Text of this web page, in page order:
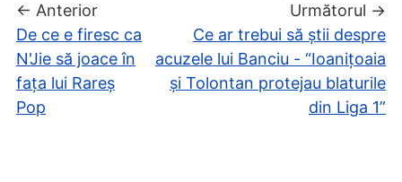
← Anterior
De ce e firesc ca
N'Jie să joace în
fața lui Rareș
Pop
Următorul →
Ce ar trebui să știi despre
acuzele lui Banciu - “Ioanițoaia
și Tolontan protejau blaturile
din Liga 1”